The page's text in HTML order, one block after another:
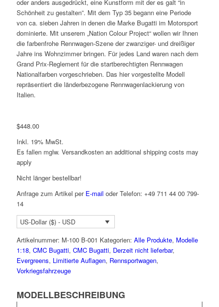
oder anders ausgedrückt, eine Kunstform mit der es galt “in
Schönheit zu gestalten”. Mit dem Typ 35 begann eine Periode
von ca. sieben Jahren in denen die Marke Bugatti im Motorsport
dominierte. Mit unserem „Nation Colour Project“ wollen wir Ihnen
die farbenfrohe Rennwagen-Szene der zwanziger- und dreißiger
Jahre ins Wohnzimmer bringen. Für jedes Land waren nach dem
Grand Prix-Reglement für die startberechtigten Rennwagen
Nationalfarben vorgeschrieben. Das hier vorgestellte Modell
repräsentiert die länderbezogene Rennwagenlackierung von
Italien.
$448.00
Inkl. 19% MwSt.
Es fallen mglw. Versand­kosten an additional shipping costs may
apply
Nicht länger bestellbar!
Anfrage zum Artikel per E-mail oder Telefon: +49 711 44 00 799-
14
US-Dollar ($) - USD
Artikelnummer: M-100 B-001 Kategorien: Alle Produkte, Modelle
1:18, CMC Bugatti, CMC Bugatti, Derzeit nicht lieferbar,
Evergreens, Limitierte Auflagen, Rennsportwagen,
Vorkriegsfahrzeuge
MODELLBESCHREIBUNG